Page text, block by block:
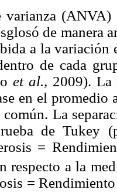
varianza (ANVA)
de manera
a la variación
de cada
et al., 2009). La
en el promedio
La
de Tukey
=
respecto a la
=